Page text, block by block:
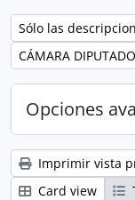
Remove filter:
Sólo las
Remove filter:
CÁMARA
Opciones
Imprimir vista
Card view